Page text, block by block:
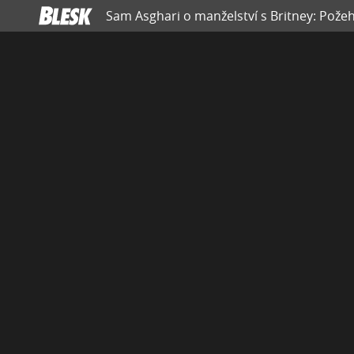
Sam Asghari o manželství s Britney: